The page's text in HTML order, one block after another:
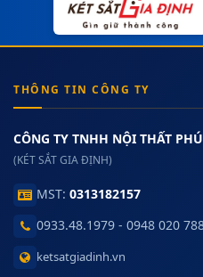
THÔNG TIN CÔNG TY
CÔNG TY TNHH NỘI THẤT
(KÉT SẮT GIA ĐỊNH)
MST: 0313182157
0933.48.1979 - 0948 020
ketsatgiadinh.vn